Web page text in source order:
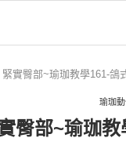
緊實臀部~瑜珈教學161-鴿
瑜珈
臀部~瑜珈教